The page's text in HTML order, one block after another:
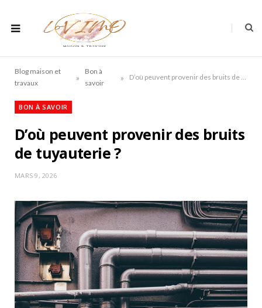
Blog maison et
travaux
»
Bon à
savoir
» D’où peuvent provenir des bruits de tuyauterie ?
BON À SAVOIR
D’où peuvent provenir des bruits
de tuyauterie ?
MARS 9, 2026